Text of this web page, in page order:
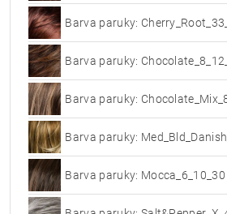
Barva paruky:
Barva paruky:
Barva paruky:
Barva paruky:
Barva paruky: Mocca_6_10_30